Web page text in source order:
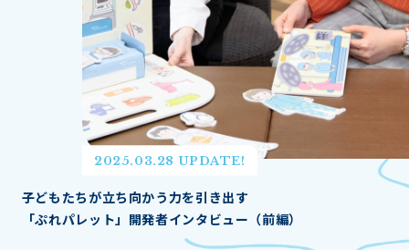
2025.03.28 UPDATE!
子どもたちが立ち向かう力を引き出す
「ぷれパレット」開発者インタビュー（前編）